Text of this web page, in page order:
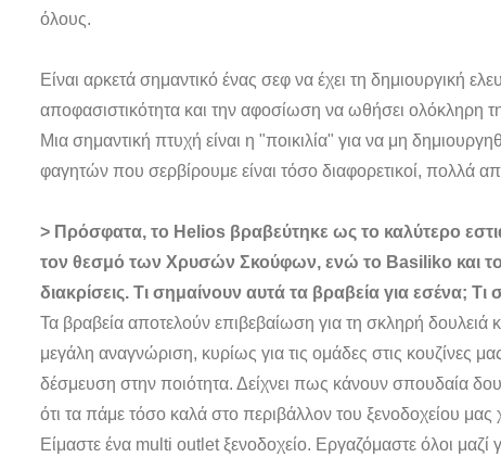
όλους.
Είναι αρκετά σημαντικό ένας σεφ να έχει τη δημιουργική
αποφασιστικότητα και την αφοσίωση να ωθήσει ολόκληρη
Μια σημαντική πτυχή είναι η "ποικιλία" για να μη
φαγητών που σερβίρουμε είναι τόσο διαφορετικοί, πολλά
> Πρόσφατα, το Helios βραβεύτηκε ως το καλύτερο
τον θεσμό των Χρυσών Σκούφων, ενώ το Basiliko και
διακρίσεις. Τι σημαίνουν αυτά τα βραβεία για εσένα; Τι
Τα βραβεία αποτελούν επιβεβαίωση για τη σκληρή
μεγάλη αναγνώριση, κυρίως για τις ομάδες στις κουζίνες
δέσμευση στην ποιότητα. Δείχνει πως κάνουν σπουδαία
ότι τα πάμε τόσο καλά στο περιβάλλον του ξενοδοχείου
Είμαστε ένα multi outlet ξενοδοχείο. Εργαζόμαστε όλοι μαζί